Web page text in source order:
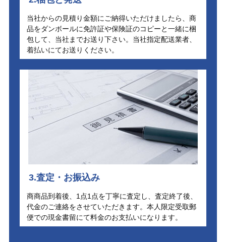
当社からの見積り金額にご納得いただけましたら、商
品をダンボールに免許証や保険証のコピーと一緒に梱
包して、当社までお送り下さい。当社指定配送業者、
着払いにてお送りください。
3.査定・お振込み
商商品到着後、1点1点を丁寧に査定し、査定終了後、
代金のご連絡をさせていただきます。本人限定受取郵
便での現金書留にて料金のお支払いになります。